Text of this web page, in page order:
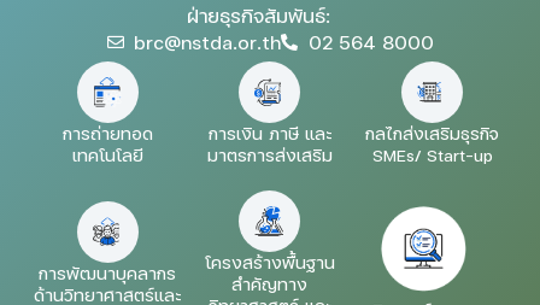
ฝ่ายธุรกิจสัมพันธ์:
brc@nstda.or.th
02 564 8000
การถ่ายทอด
เทคโนโลยี
การเงิน ภาษี และ
มาตรการส่งเสริม
กลไกส่งเสริมธุรกิจ
SMEs/ Start-up
การพัฒนาบุคลากร
ด้านวิทยาศาสตร์และ
โครงสร้างพื้นฐาน
สำคัญทาง